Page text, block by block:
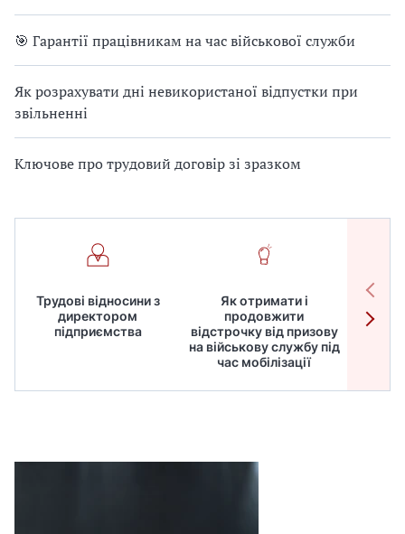
🎯 Гарантії працівникам на час військової служби
Як розрахувати дні невикористаної відпустки при
звільненні
Ключове про трудовий договір зі зразком
Трудові відносини з
директором
підприємства
Як отримати і
продовжити
відстрочку від призову
на військову службу під
час мобілізації